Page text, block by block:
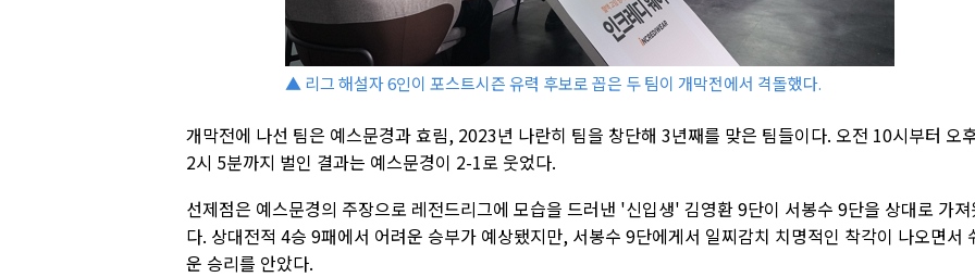
▲ 리그 해설자 6인이 포스트시즌 유력 후보로 꼽은 두 팀이 개막전에서 격돌했다.
개막전에 나선 팀은 예스문경과 효림, 2023년 나란히 팀을 창단해 3년째를 맞은 팀들이다. 오전 10시부터 오
2시 5분까지 벌인 결과는 예스문경이 2-1로 웃었다.
선제점은 예스문경의 주장으로 레전드리그에 모습을 드러낸 '신입생' 김영환 9단이 서봉수 9단을 상대로 가
다. 상대전적 4승 9패에서 어려운 승부가 예상됐지만, 서봉수 9단에게서 일찌감치 치명적인 착각이 나오면서
운 승리를 안았다.